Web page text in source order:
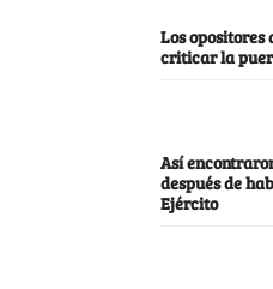
Los opositores
criticar la
Así
después de
Ejército